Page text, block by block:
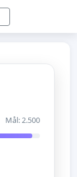
Mål: 2.500